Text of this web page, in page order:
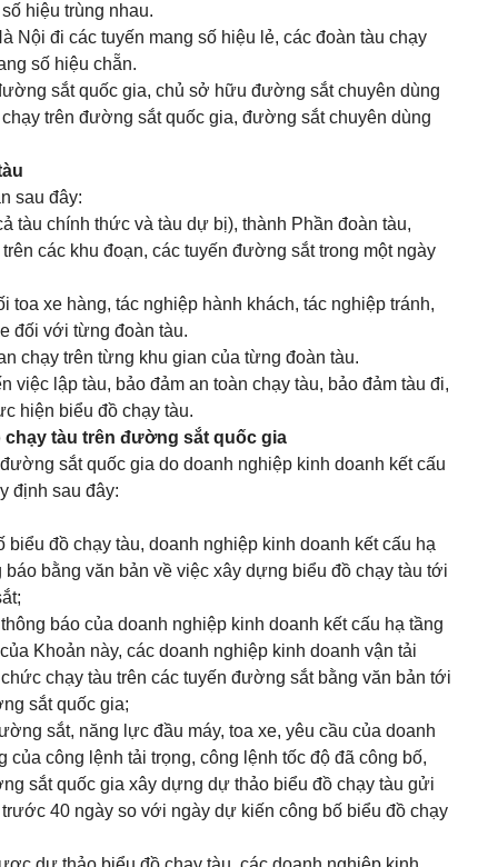
hiệu trùng nhau.
Nội đi các tuyến mang số hiệu lẻ, các đoàn tàu chạy
số hiệu chẵn.
sắt quốc gia, chủ sở hữu đường sắt chuyên dùng
trên đường sắt quốc gia, đường sắt chuyên dùng
sau đây:
tàu chính thức và tàu dự bị), thành Phần đoàn tàu,
các khu đoạn, các tuyến đường sắt trong một ngày
toa xe hàng, tác nghiệp hành khách, tác nghiệp tránh,
đối với từng đoàn tàu.
chạy trên từng khu gian của từng đoàn tàu.
việc lập tàu, bảo đảm an toàn chạy tàu, bảo đảm tàu đi,
hiện biểu đồ chạy tàu.
tàu trên đường sắt quốc gia
sắt quốc gia do doanh nghiệp kinh doanh kết cấu
định sau đây:
đồ chạy tàu, doanh nghiệp kinh doanh kết cấu hạ
bằng văn bản về việc xây dựng biểu đồ chạy tàu tới
báo của doanh nghiệp kinh doanh kết cấu hạ tầng
Khoản này, các doanh nghiệp kinh doanh vận tải
chạy tàu trên các tuyến đường sắt bằng văn bản tới
sắt quốc gia;
sắt, năng lực đầu máy, toa xe, yêu cầu của doanh
công lệnh tải trọng, công lệnh tốc độ đã công bố,
sắt quốc gia xây dựng dự thảo biểu đồ chạy tàu gửi
40 ngày so với ngày dự kiến công bố biểu đồ chạy